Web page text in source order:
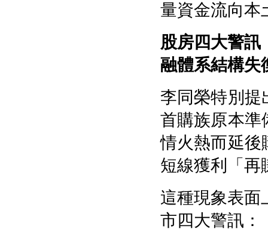
量資金流向本
股房四大警訊
融體系結構失
李同榮特別提
首購族原本準
情火熱而延後
短線獲利「再
這種現象表面
市四大警訊：